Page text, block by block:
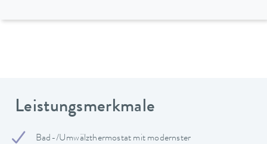
Leistungsmerkmale
Bad-/Umwälzthermostat mit modernster